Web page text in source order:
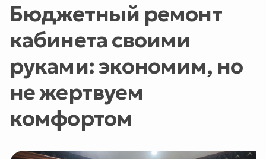
Бюджетный ремонт
кабинета своими
руками: экономим, но
не жертвуем
комфортом